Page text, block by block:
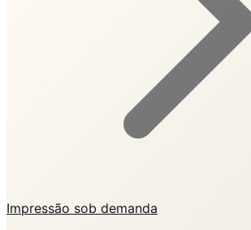
Impressão sob demanda